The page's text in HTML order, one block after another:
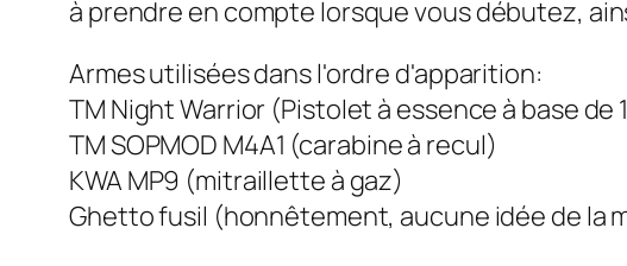
à prendre en compte lorsque vous débutez,
Armes utilisées dans l'ordre d'apparition:
TM Night Warrior (Pistolet à essence à base de
TM SOPMOD M4A1 (carabine à recul)
KWA MP9 (mitraillette à gaz)
Ghetto fusil (honnêtement, aucune idée de la